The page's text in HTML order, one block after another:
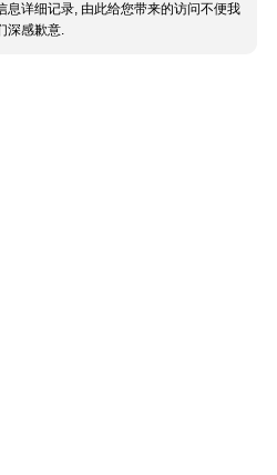
息详细记录, 由此给您带来的访问不便我
深感歉意.